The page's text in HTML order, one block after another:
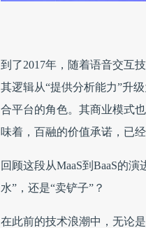
到了2017年，随着语音交互
其逻辑从“提供分析能力”升
合平台的角色。其商业模式
味着，百融的价值承诺，已
回顾这段从MaaS到BaaS的
水”，还是“卖铲子”？
在此前的技术浪潮中，无论